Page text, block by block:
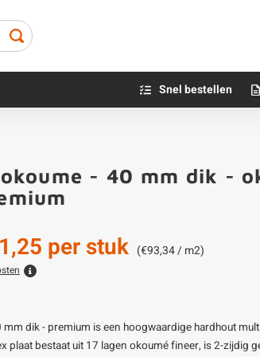
Olie - voor buiten
Olie en lak - voor binnen
Snel bestellen
- 40 mm dik -
per stuk (€93,34 / m2)
dik - premium is een hoogwaardige hardhout
plaat bestaat uit 17 lagen okoumé fineer, is 2-zijdig